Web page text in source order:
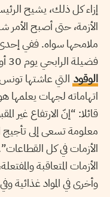
إزاء كل ذلك، يشيح
الأزمة، حتى أصبح
ملامحها سواه. ففي
فضيلة الرابحي يوم 30 أوت 2022، وقبل قرابة شهر من
الوقود التي عاشتها
اتهاماته لجهات يعلمها
قائلا: “إنّ الارتفاع
معلومة تسعى إلى تأجيج
الأزمات في كل
الأزمات المتعاقبة
وأخرى في المواد غذائية